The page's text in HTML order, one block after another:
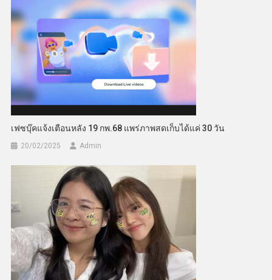
เฟซบุ๊คแจ้งเตือนหลัง 19 กพ.68 แพร่ภาพสดเก็บได้แค่ 30 วัน
20/02/2025 Admin